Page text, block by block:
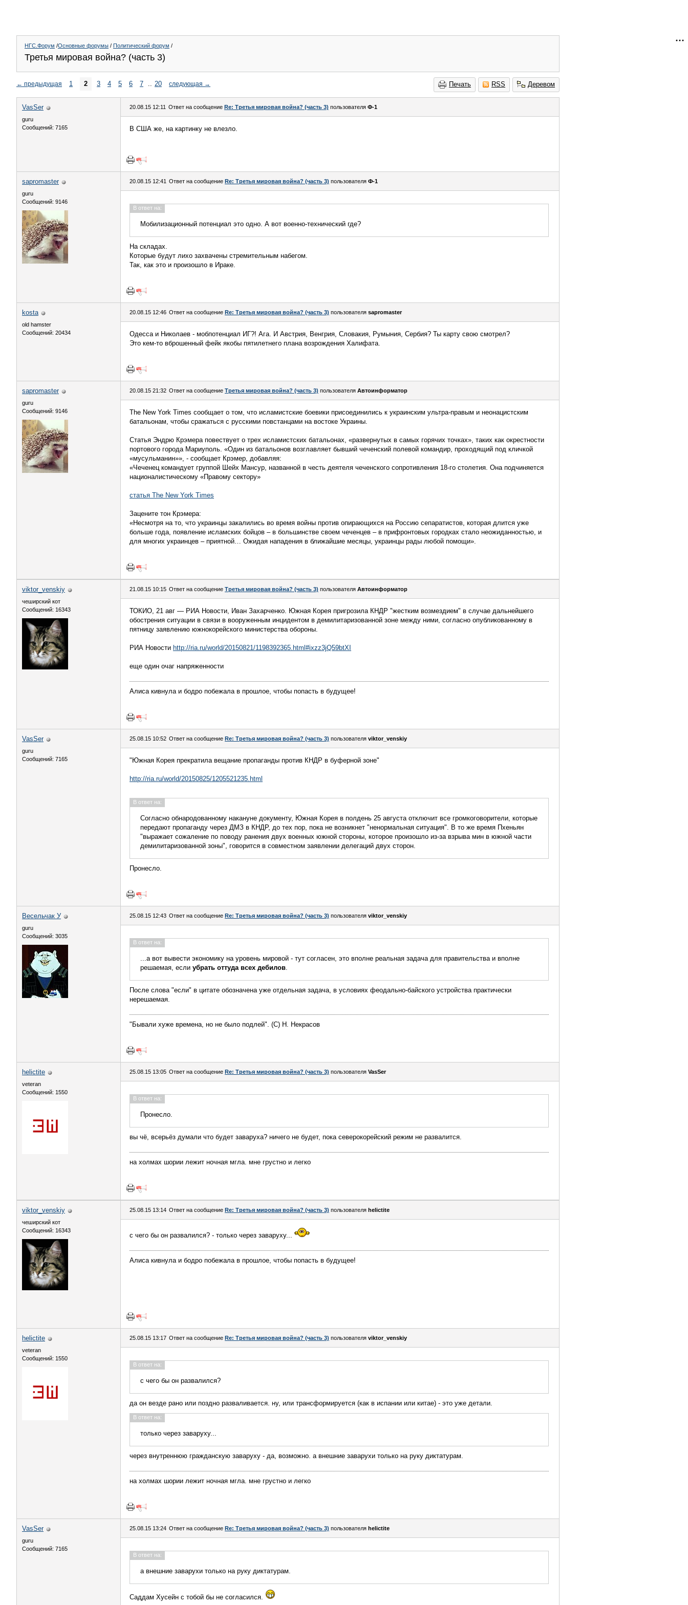
НГС.Форум /Основные форумы / Политический форум /
Третья мировая война? (часть 3)
Печать RSS Деревом
← предыдущая 1 2 3 4 5 6 7 .. 20 следующая →
VasSer
guru
Сообщений: 7165
20.08.15 12:11 Ответ на сообщение Re: Третья мировая война? (часть 3) пользователя Ф-1
В США же, на картинку не влезло.
sapromaster
guru
Сообщений: 9146
20.08.15 12:41 Ответ на сообщение Re: Третья мировая война? (часть 3) пользователя Ф-1
В ответ на:
Мобилизационный потенциал это одно. А вот военно-технический где?
На складах.
Которые будут лихо захвачены стремительным набегом.
Так, как это и произошло в Ираке.
kosta
old hamster
Сообщений: 20434
20.08.15 12:46 Ответ на сообщение Re: Третья мировая война? (часть 3) пользователя sapromaster
Одесса и Николаев - мобпотенциал ИГ?! Ага. И Австрия, Венгрия, Словакия, Румыния, Сербия? Ты карту свою смотрел?
Это кем-то вброшенный фейк якобы пятилетнего плана возрождения Халифата.
sapromaster
guru
Сообщений: 9146
20.08.15 21:32 Ответ на сообщение Третья мировая война? (часть 3) пользователя Автоинформатор
The New York Times сообщает о том, что исламистские боевики присоединились к украинским ультра-правым и неонацистским
батальонам, чтобы сражаться с русскими повстанцами на востоке Украины.
Статья Эндрю Крэмера повествует о трех исламистских батальонах, «развернутых в самых горячих точках», таких как окрестности
портового города Мариуполь. «Один из батальонов возглавляет бывший чеченский полевой командир, проходящий под кличкой
«мусульманин»», - сообщает Крэмер, добавляя:
«Чеченец командует группой Шейх Мансур, названной в честь деятеля чеченского сопротивления 18-го столетия. Она подчиняется
националистическому «Правому сектору»
статья The New York Times
Зацените тон Крэмера:
«Несмотря на то, что украинцы закалились во время войны против опирающихся на Россию сепаратистов, которая длится уже
больше года, появление исламских бойцов – в большинстве своем чеченцев – в прифронтовых городках стало неожиданностью, и
для многих украинцев – приятной… Ожидая нападения в ближайшие месяцы, украинцы рады любой помощи».
viktor_venskiy
чеширский кот
Сообщений: 16343
21.08.15 10:15 Ответ на сообщение Третья мировая война? (часть 3) пользователя Автоинформатор
ТОКИО, 21 авг — РИА Новости, Иван Захарченко. Южная Корея пригрозила КНДР "жестким возмездием" в случае дальнейшего
обострения ситуации в связи в вооруженным инцидентом в демилитаризованной зоне между ними, согласно опубликованному в
пятницу заявлению южнокорейского министерства обороны.
РИА Новости http://ria.ru/world/20150821/1198392365.html#ixzz3jQ59btXI
еще один очаг напряженности
Алиса кивнула и бодро побежала в прошлое, чтобы попасть в будущее!
VasSer
guru
Сообщений: 7165
25.08.15 10:52 Ответ на сообщение Re: Третья мировая война? (часть 3) пользователя viktor_venskiy
"Южная Корея прекратила вещание пропаганды против КНДР в буферной зоне"
http://ria.ru/world/20150825/1205521235.html
В ответ на:
Согласно обнародованному накануне документу, Южная Корея в полдень 25 августа отключит все громкоговорители, которые
передают пропаганду через ДМЗ в КНДР, до тех пор, пока не возникнет "ненормальная ситуация". В то же время Пхеньян
"выражает сожаление по поводу ранения двух военных южной стороны, которое произошло из-за взрыва мин в южной части
демилитаризованной зоны", говорится в совместном заявлении делегаций двух сторон.
Пронесло.
Весельчак У
guru
Сообщений: 3035
25.08.15 12:43 Ответ на сообщение Re: Третья мировая война? (часть 3) пользователя viktor_venskiy
В ответ на:
...а вот вывести экономику на уровень мировой - тут согласен, это вполне реальная задача для правительства и вполне
решаемая, если убрать оттуда всех дебилов.
После слова "если" в цитате обозначена уже отдельная задача, в условиях феодально-байского устройства практически
нерешаемая.
"Бывали хуже времена, но не было подлей". (C) Н. Некрасов
helictite
veteran
Сообщений: 1550
25.08.15 13:05 Ответ на сообщение Re: Третья мировая война? (часть 3) пользователя VasSer
В ответ на:
Пронесло.
вы чё, всерьёз думали что будет заваруха? ничего не будет, пока северокорейский режим не развалится.
на холмах шории лежит ночная мгла. мне грустно и легко
viktor_venskiy
чеширский кот
Сообщений: 16343
25.08.15 13:14 Ответ на сообщение Re: Третья мировая война? (часть 3) пользователя helictite
с чего бы он развалился? - только через заваруху...
Алиса кивнула и бодро побежала в прошлое, чтобы попасть в будущее!
helictite
veteran
Сообщений: 1550
25.08.15 13:17 Ответ на сообщение Re: Третья мировая война? (часть 3) пользователя viktor_venskiy
В ответ на:
с чего бы он развалился?
да он везде рано или поздно разваливается. ну, или трансформируется (как в испании или китае) - это уже детали.
В ответ на:
только через заваруху...
через внутреннюю гражданскую заваруху - да, возможно. а внешние заварухи только на руку диктатурам.
на холмах шории лежит ночная мгла. мне грустно и легко
VasSer
guru
Сообщений: 7165
25.08.15 13:24 Ответ на сообщение Re: Третья мировая война? (часть 3) пользователя helictite
В ответ на:
а внешние заварухи только на руку диктатурам.
Саддам Хусейн с тобой бы не согласился.